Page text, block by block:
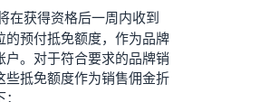
在获得资格后一周内收到
预付抵免额度，作为品牌
户。对于符合要求的品牌销
些抵免额度作为销售佣金折